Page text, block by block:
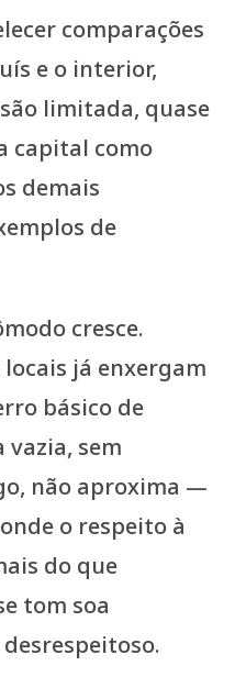
comparações
e o interior,
limitada, quase
capital como
demais
de
cresce.
já enxergam
básico de
sem
não aproxima —
o respeito à
do que
tom soa